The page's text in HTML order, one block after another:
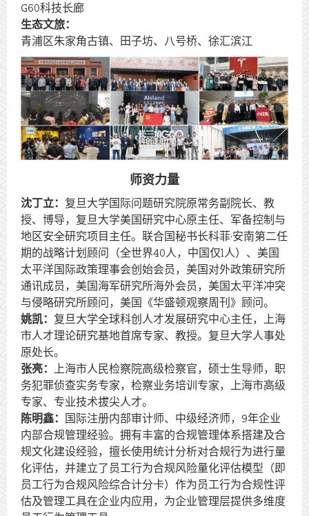
G60科技长廊
生态文旅：
青浦区朱家角古镇、田子坊、八号桥、徐汇滨江
师资力量
沈丁立： 复旦大学国际问题研究院原常务副院长、教
授、博导，复旦大学美国研究中心原主任、军备控制与
地区安全研究项目主任。联合国秘书长科菲·安南第二任
期的战略计划顾问（全世界40人，中国仅1人）、美国
太平洋国际政策理事会创始会员，美国对外政策研究所
通讯成员，美国海军研究所海外会员，美国太平洋冲突
与侵略研究所顾问，美国《华盛顿观察周刊》顾问。
姚凯： 复旦大学全球科创人才发展研究中心主任，上海
市人才理论研究基地首席专家、教授。复旦大学人事处
原处长。
张亮： 上海市人民检察院高级检察官，硕士生导师，职
务犯罪侦查实务专家，检察业务培训专家，上海市高级
专家、专业技术拔尖人才。
陈明鑫： 国际注册内部审计师、中级经济师，9年企业
内部合规管理经验。拥有丰富的合规管理体系搭建及合
规文化建设经验，擅长使用统计分析对合规行为进行量
化评估，并建立了员工行为合规风险量化评估模型（即
员工行为合规风险综合计分卡）作为员工行为合规性评
估及管理工具在企业内应用，为企业管理层提供多维度